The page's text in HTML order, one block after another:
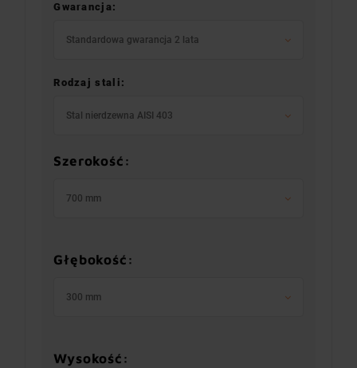
Gwarancja:
Standardowa gwarancja 2 lata
Rodzaj stali:
Stal nierdzewna AISI 403
Szerokość:
700 mm
Głębokość:
300 mm
Wysokość: